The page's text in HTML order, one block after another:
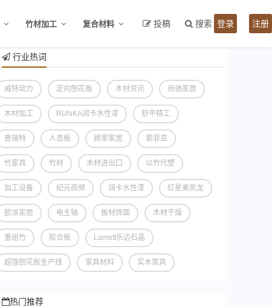
竹材加工 复合材料 投稿 搜索 登录 注册
行业热词
威特动力 定向刨花板 木材资讯 尚驰家居
木材加工 RUNKA润卡水性漆 舒平精工
普瑞特 人造板 顾家家居 索菲亚
竹家具 竹材 木材进出口 以竹代塑
加工设备 纪元高频 润卡水性漆 红星美凯龙
欧派家居 电主轴 板材饰面 木材干燥
重组竹 胶合板 Lamett乐迈石晶
超强刨花板生产线 家具材料 实木家具
热门推荐